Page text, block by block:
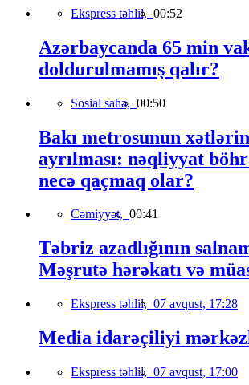
Ekspress təhlil, 00:52
Azərbaycanda 65 min
doldurulmamış qalır?
Sosial sahə, 00:50
Bakı metrosunun
ayrılması: nəqliyyat
necə qaçmaq olar?
Cəmiyyət, 00:41
Təbriz azadlığının
Məşrutə hərəkatı və
Ekspress təhlil, 07 avqust, 17:28
Media idarəçiliyi
Ekspress təhlil, 07 avqust, 17:00